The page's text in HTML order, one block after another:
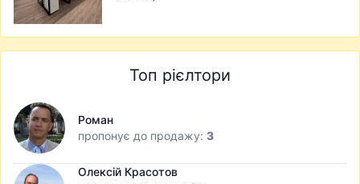
Топ рієлтори
Роман
пропонує до продажу: 3
Олексій Красотов